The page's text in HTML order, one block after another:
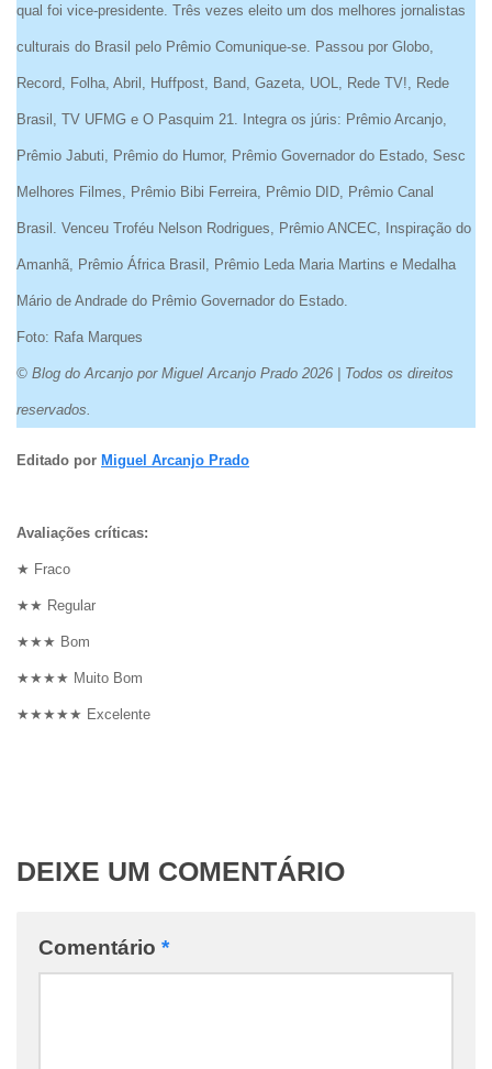
qual foi vice-presidente. Três vezes eleito um dos melhores jornalistas
culturais do Brasil pelo Prêmio Comunique-se. Passou por Globo,
Record, Folha, Abril, Huffpost, Band, Gazeta, UOL, Rede TV!, Rede
Brasil, TV UFMG e O Pasquim 21. Integra os júris: Prêmio Arcanjo,
Prêmio Jabuti, Prêmio do Humor, Prêmio Governador do Estado, Sesc
Melhores Filmes, Prêmio Bibi Ferreira, Prêmio DID, Prêmio Canal
Brasil. Venceu Troféu Nelson Rodrigues, Prêmio ANCEC, Inspiração do
Amanhã, Prêmio África Brasil, Prêmio Leda Maria Martins e Medalha
Mário de Andrade do Prêmio Governador do Estado.
Foto: Rafa Marques
© Blog do Arcanjo por Miguel Arcanjo Prado 2026 | Todos os direitos
reservados.
Editado por Miguel Arcanjo Prado
Avaliações críticas:
★ Fraco
★★ Regular
★★★ Bom
★★★★ Muito Bom
★★★★★ Excelente
DEIXE UM COMENTÁRIO
Comentário *